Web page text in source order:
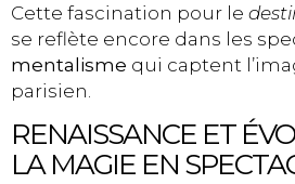
Cette fascination pour le
se reflète encore dans les
mentalisme qui captent
parisien.
RENAISSANCE ET
LA MAGIE EN